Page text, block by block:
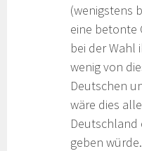
(wenigstens
eine betonte
bei der Wahl
wenig von
Deutschen
wäre dies
Deutschland
geben würde.